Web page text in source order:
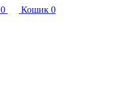
0 Кошик 0